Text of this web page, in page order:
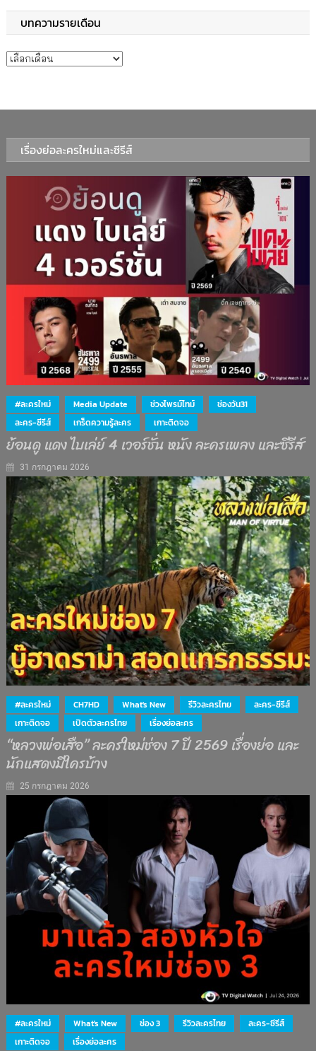
บทความรายเดือน
บทความรายเดือน
เรื่องย่อละครใหม่และซีรีส์
#ละครใหม่ Media Update ช่วงไพรม์ไทม์
ช่องวัน31
ละคร-ซีรีส์
เกร็ดความรู้ละคร เกาะติดจอ
ย้อนดู แดง ไบเล่ย์ 4 เวอร์ชั่น หนัง ละครเพลง และซีรีส์
31 กรกฎาคม 2026
#ละครใหม่ CH7HD What's New รีวิวละครไทย
ละคร-ซีรีส์
เกาะติดจอ
เปิดตัวละครไทย เรื่องย่อละคร
“หลวงพ่อเสือ” ละครใหม่ช่อง 7 ปี 2569 เรื่องย่อ และ
นักแสดงมีใครบ้าง
25 กรกฎาคม 2026
#ละครใหม่ What's New ช่อง 3 รีวิวละครไทย
ละคร-ซีรีส์
เกาะติดจอ
เรื่องย่อละคร